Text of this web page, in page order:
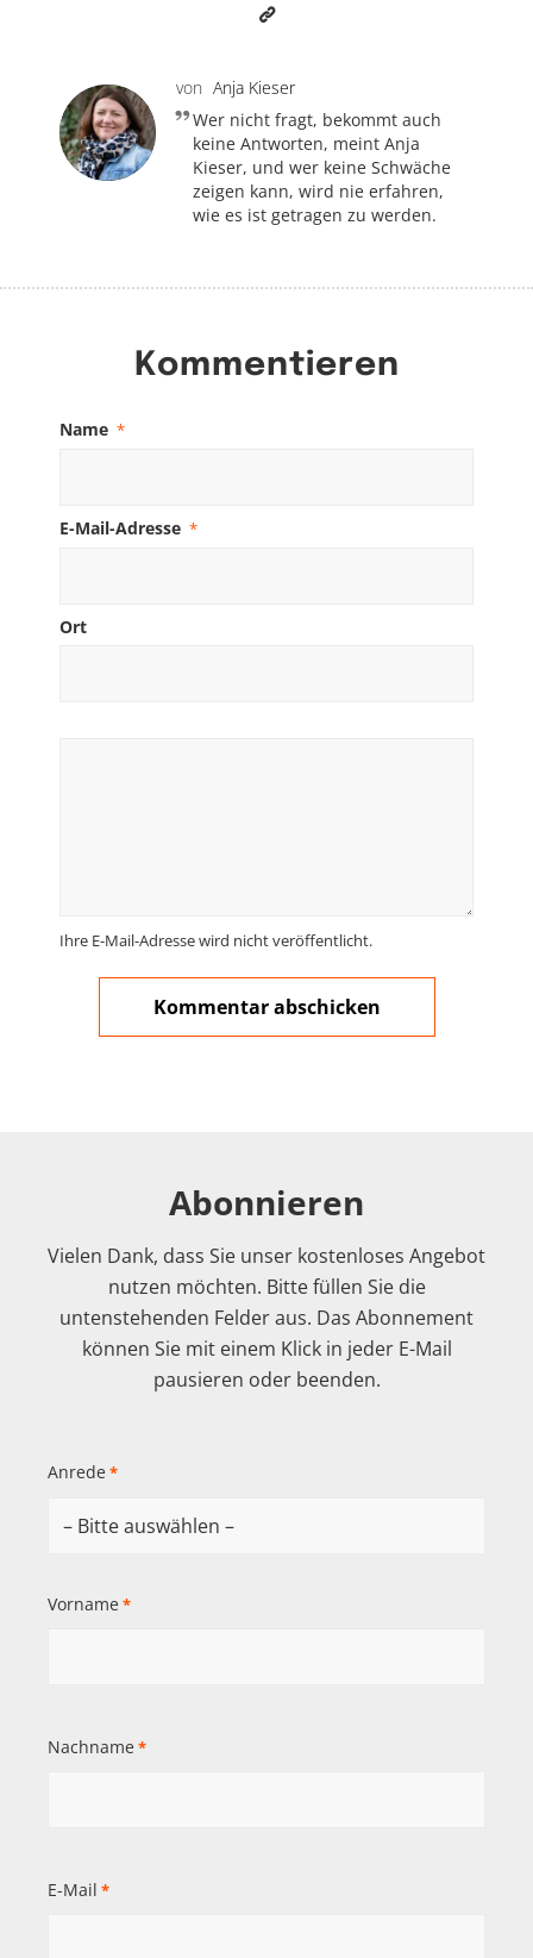
von Anja Kieser
Wer nicht fragt, bekommt auch
keine Antworten, meint Anja
Kieser, und wer keine Schwäche
zeigen kann, wird nie erfahren,
wie es ist getragen zu werden.
Kommentieren
Name *
E-Mail-Adresse *
Ort
Ihre E-Mail-Adresse wird nicht veröffentlicht.
Abonnieren
Vielen Dank, dass Sie unser kostenloses Angebot
nutzen möchten. Bitte füllen Sie die
untenstehenden Felder aus. Das Abonnement
können Sie mit einem Klick in jeder E-Mail
pausieren oder beenden.
Anrede *
Vorname *
Nachname *
E-Mail *